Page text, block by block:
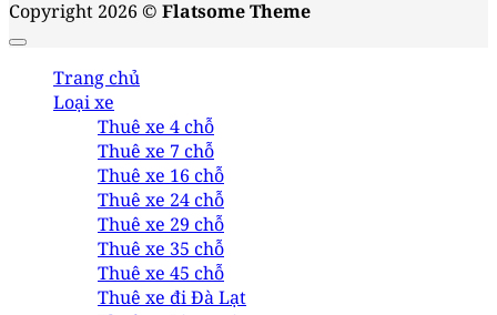
Copyright 2026 © Flatsome Theme
Trang chủ
Loại xe
Thuê xe 4 chỗ
Thuê xe 7 chỗ
Thuê xe 16 chỗ
Thuê xe 24 chỗ
Thuê xe 29 chỗ
Thuê xe 35 chỗ
Thuê xe 45 chỗ
Thuê xe đi Đà Lạt